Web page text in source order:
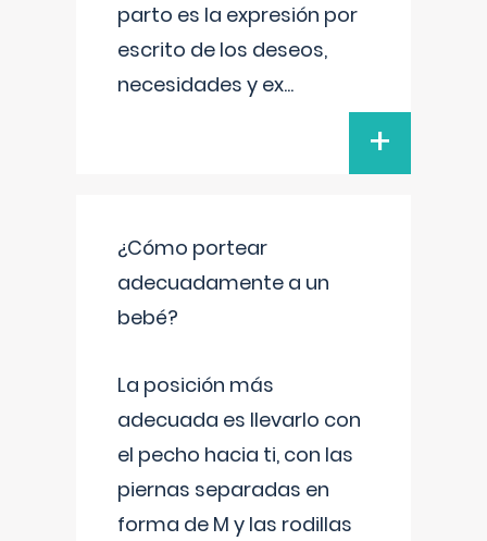
parto es la expresión por
escrito de los deseos,
necesidades y ex...
+
¿Cómo portear
adecuadamente a un
bebé?
La posición más
adecuada es llevarlo con
el pecho hacia ti, con las
piernas separadas en
forma de M y las rodillas